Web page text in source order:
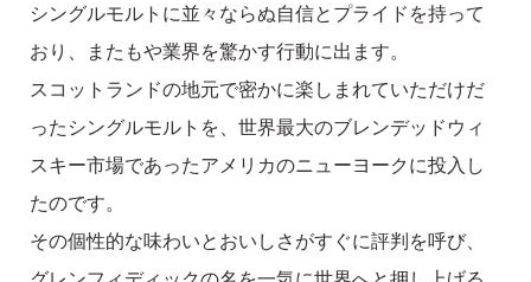
シングルモルトに並々ならぬ自信とプライドを持って
おり、またもや業界を驚かす行動に出ます。
スコットランドの地元で密かに楽しまれていただけだ
ったシングルモルトを、世界最大のブレンデッドウィ
スキー市場であったアメリカのニューヨークに投入し
たのです。
その個性的な味わいとおいしさがすぐに評判を呼び、